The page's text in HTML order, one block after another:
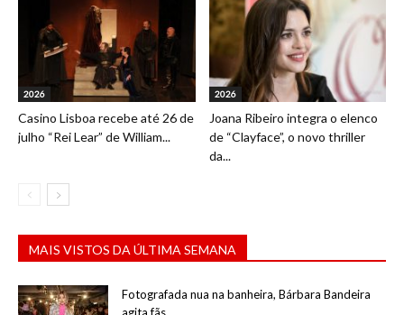
2026
Casino Lisboa recebe até 26 de
julho “Rei Lear” de William...
2026
Joana Ribeiro integra o elenco
de “Clayface”, o novo thriller
da...
MAIS VISTOS DA ÚLTIMA SEMANA
Fotografada nua na banheira, Bárbara Bandeira